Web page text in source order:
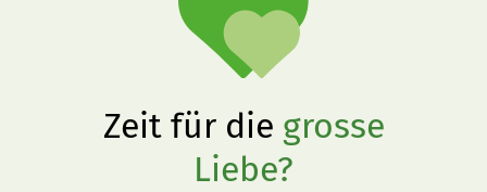
Zeit für die grosse
Liebe?